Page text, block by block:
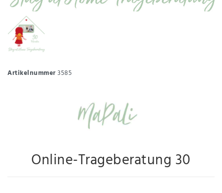
Artikelnummer3585
Online-Trageberatung 30